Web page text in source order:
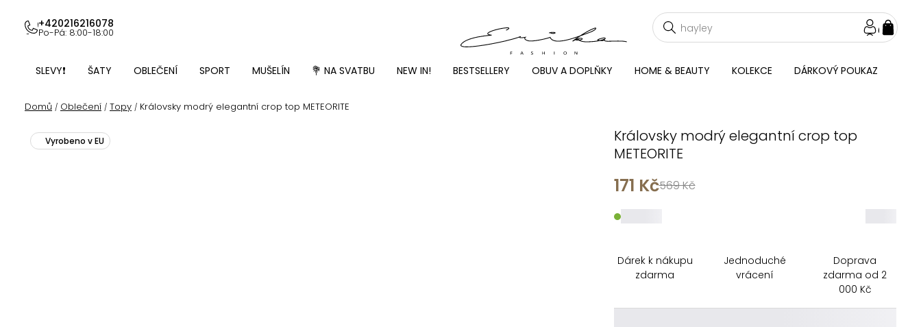
obsah
+420216216078
Po-Pá: 8:00-18:00
SLEVY❗ ŠATY OBLEČENÍ SPORT MUŠELÍN 💐 NA SVATBU NEW IN! BESTSELLERY OBUV A DOPLŇKY HOME & BEAUTY KOLEKCE DÁRKOVÝ POUKAZ
Domů / Oblečení / Topy / Královsky modrý elegantní crop top METEORITE
Královsky modrý elegantní crop top
METEORITE
Vyrobeno v EU
569 Kč
171 Kč
_____
Dárek k nákupu
zdarma
Jednoduché
vrácení
Doprava
zdarma od 2
000 Kč